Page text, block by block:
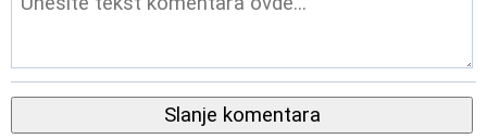
Slanje komentara